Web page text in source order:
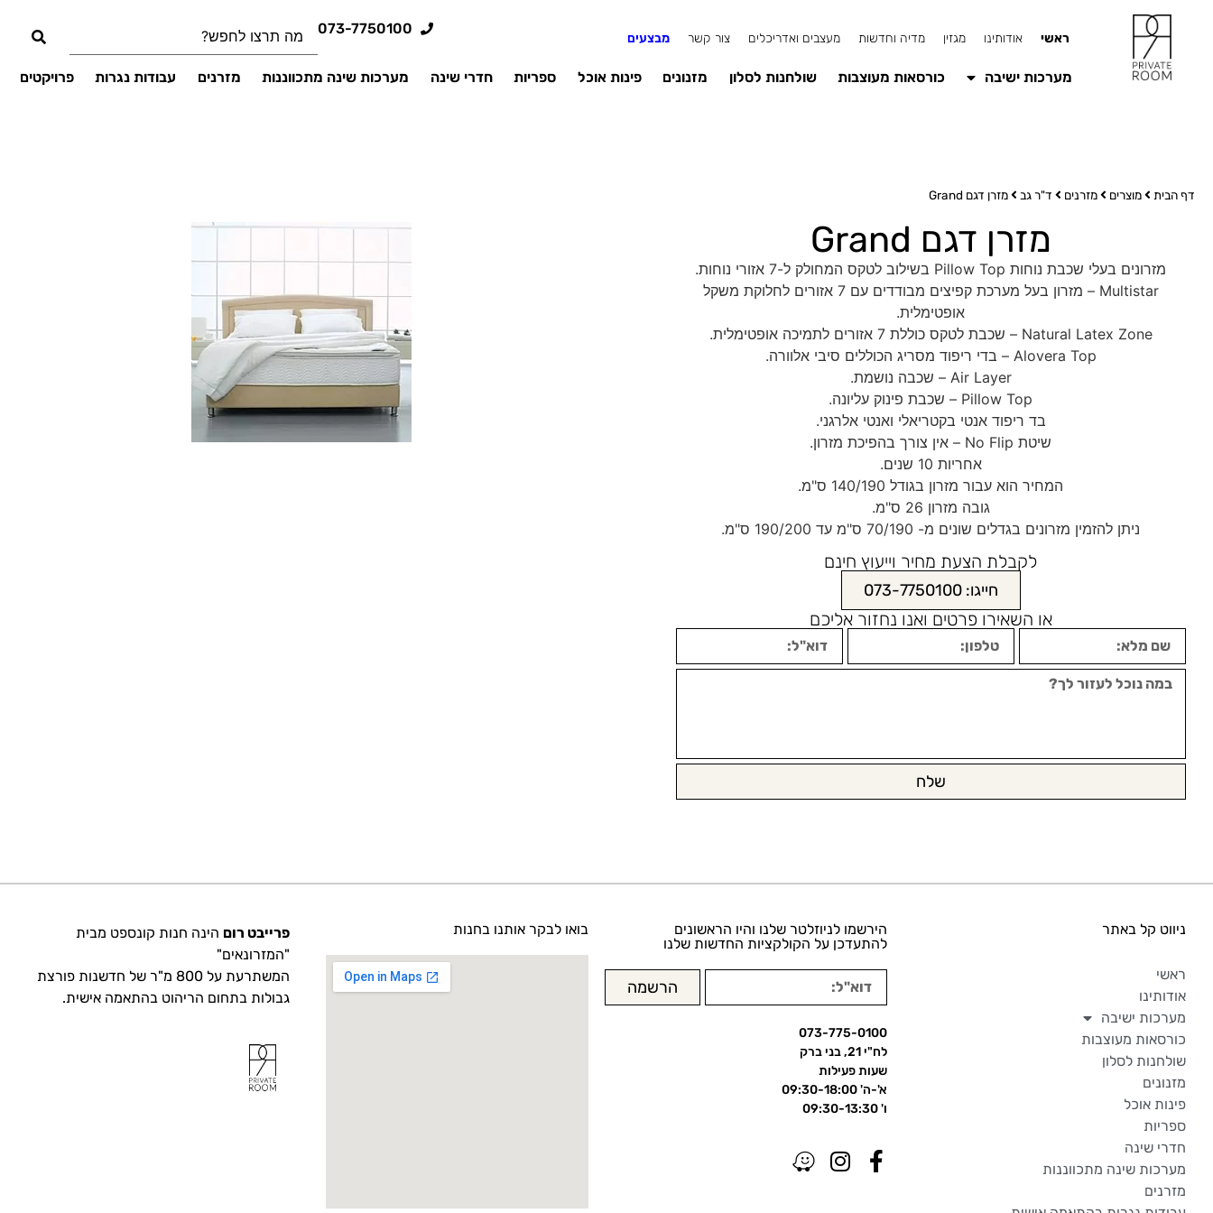
ראשי אודותינו מגזין מדיה וחדשות מעצבים ואדריכלים צור קשר מבצעים
073-7750100
מערכות ישיבה כורסאות מעוצבות שולחנות לסלון מזנונים פינות אוכל ספריות חדרי שינה מערכות שינה מתכווננות מזרנים עבודות נגרות פרויקטים
דף הבית מוצרים מזרנים ד"ר גב מזרן דגם Grand
מזרן דגם Grand
מזרונים בעלי שכבת נוחות Pillow Top בשילוב לטקס המחולק ל-7 אזורי נוחות.
Multistar – מזרון בעל מערכת קפיצים מבודדים עם 7 אזורים לחלוקת משקל
אופטימלית.
Natural Latex Zone – שכבת לטקס כוללת 7 אזורים לתמיכה אופטימלית.
Alovera Top – בדי ריפוד מסריג הכוללים סיבי אלוורה.
Air Layer – שכבה נושמת.
Pillow Top – שכבת פינוק עליונה.
בד ריפוד אנטי בקטריאלי ואנטי אלרגני.
שיטת No Flip – אין צורך בהפיכת מזרון.
אחריות 10 שנים.
המחיר הוא עבור מזרון בגודל 140/190 ס"מ.
גובה מזרון 26 ס"מ.
ניתן להזמין מזרונים בגדלים שונים מ- 70/190 ס"מ עד 190/200 ס"מ.
לקבלת הצעת מחיר וייעוץ חינם
חייגו: 073-7750100
או השאירו פרטים ואנו נחזור אליכם
שלח
ניווט קל באתר
ראשי
אודותינו
מערכות ישיבה
כורסאות מעוצבות
שולחנות לסלון
מזנונים
פינות אוכל
ספריות
חדרי שינה
מערכות שינה מתכווננות
מזרנים
הירשמו לניוזלטר שלנו והיו הראשונים
להתעדכן על הקולקציות החדשות שלנו
הרשמה
073-775-0100
לח"י 21, בני ברק
שעות פעילות
א'-ה' 09:30-18:00
ו' 09:30-13:30
בואו לבקר אותנו בחנות פרייבט רום הינה חנות קונספט מבית
"המזרונאים"
המשתרעת על 800 מ"ר של חדשנות פורצת
גבולות בתחום הריהוט בהתאמה אישית.